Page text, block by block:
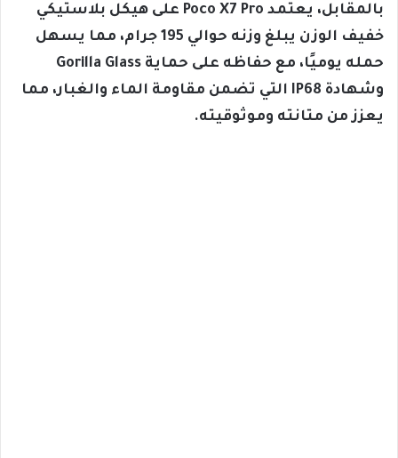
بالمقابل، يعتمد Poco X7 Pro على هيكل بلاستيكي
خفيف الوزن يبلغ وزنه حوالي 195 جرام، مما يسهل
حمله يوميًا، مع حفاظه على حماية Gorilla Glass
وشهادة IP68 التي تضمن مقاومة الماء والغبار، مما
يعزز من متانته وموثوقيته.